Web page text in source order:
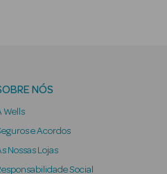
NÓS
Wells
e Acordos
Nossas Lojas
Social